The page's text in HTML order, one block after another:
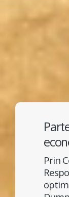
Prin